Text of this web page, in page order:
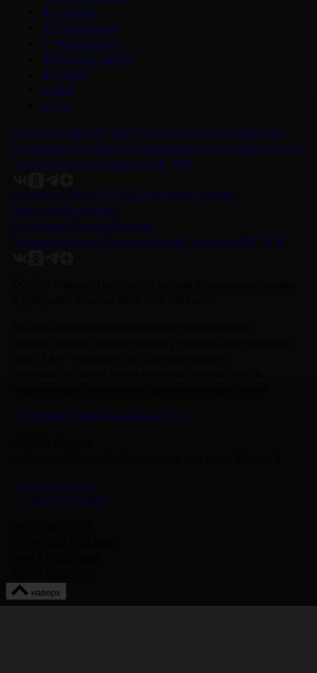
# Колобок
# Смешарики
# Чебурашка 3
# Матвей Лыков
#Холод
# НМГ
# док
Контакты Об НМГ ДОКПредложите идею Новости
Интервью Рецензии ОбзорыАнонсы Снимается кино
Энциклопедия Проекты НМГ ДОК
Контакты Об НМГ ДОКПредложите идею
Новости Интервью
Рецензии ОбзорыАнонсы
Снимается кино Энциклопедия Проекты НМГ ДОК
Политика Конфиденциальности
info@nmgdoc.ru
+7 (495) 937-6170
наверх